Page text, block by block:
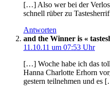
[…] Also wer bei der
schnell rüber zu
Antworten
and the Winner is «
11.10.11 um 07:53 Uhr
[…] Woche habe ich das
Hanna Charlotte Erhorn
gestern teilnehmen und es